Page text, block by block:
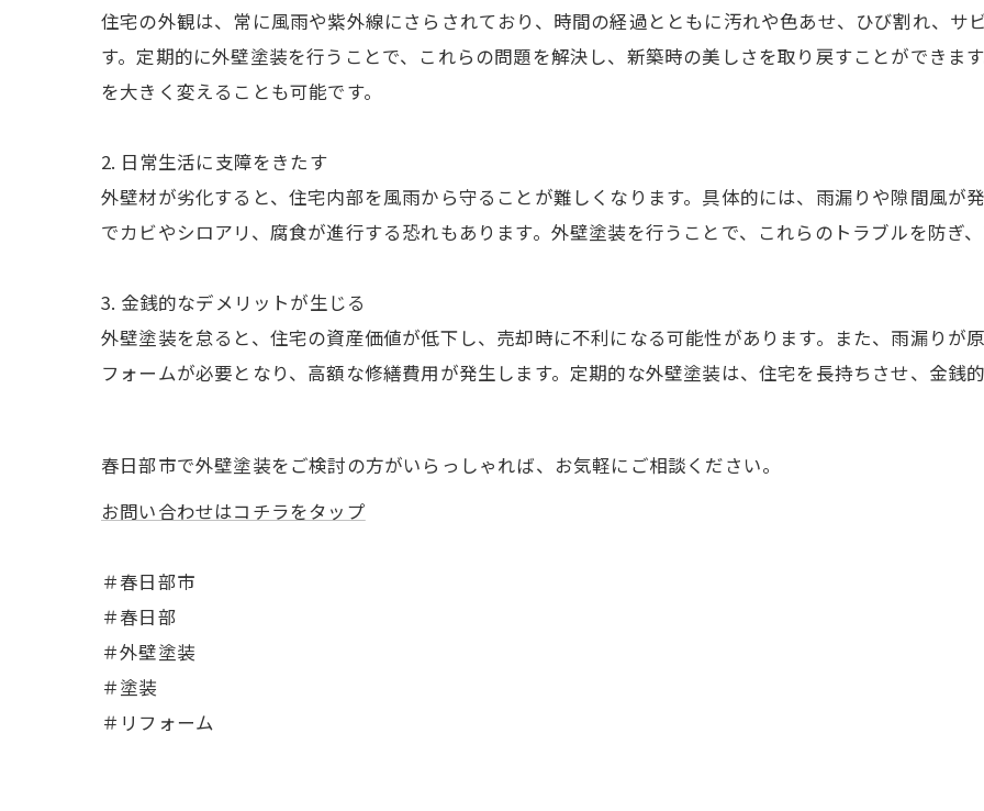
住宅の外観は、常に風雨や紫外線にさらされており、時間の経過とともに汚れや色あせ、ひび割れ、サ
す。定期的に外壁塗装を行うことで、これらの問題を解決し、新築時の美しさを取り戻すことができま
を大きく変えることも可能です。
2. 日常生活に支障をきたす
外壁材が劣化すると、住宅内部を風雨から守ることが難しくなります。具体的には、雨漏りや隙間風が
でカビやシロアリ、腐食が進行する恐れもあります。外壁塗装を行うことで、これらのトラブルを防ぎ
3. 金銭的なデメリットが生じる
外壁塗装を怠ると、住宅の資産価値が低下し、売却時に不利になる可能性があります。また、雨漏りが
フォームが必要となり、高額な修繕費用が発生します。定期的な外壁塗装は、住宅を長持ちさせ、金銭
春日部市で外壁塗装をご検討の方がいらっしゃれば、お気軽にご相談ください。
お問い合わせはコチラをタップ
＃春日部市
＃春日部
＃外壁塗装
＃塗装
＃リフォーム